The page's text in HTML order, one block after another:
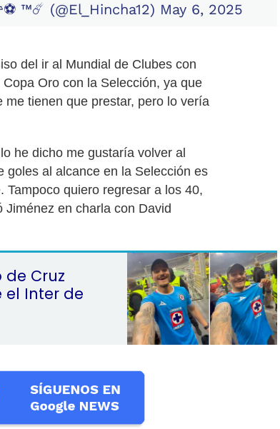
™☄️ (@El_Hincha12) May 6, 2025
del ir al Mundial de Clubes con
Oro con la Selección, ya que
tienen que prestar, pero lo vería
he dicho me gustaría volver al
goles al alcance en la Selección es
Tampoco quiero regresar a los 40,
Jiménez en charla con David
Cruz
el Inter de